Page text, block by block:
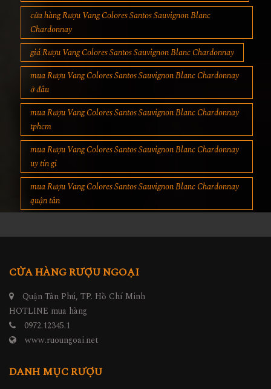
cửa hàng Rượu Vang Colores Santos Sauvignon Blanc
Chardonnay
giá Rượu Vang Colores Santos Sauvignon Blanc Chardonnay
mua Rượu Vang Colores Santos Sauvignon Blanc Chardonnay
ở đâu
mua Rượu Vang Colores Santos Sauvignon Blanc Chardonnay
tphcm
mua Rượu Vang Colores Santos Sauvignon Blanc Chardonnay
uy tín gi
mua Rượu Vang Colores Santos Sauvignon Blanc Chardonnay
quận tân
CỬA HÀNG RƯỢU NGOẠI
Quận Tân Phú, TP. Hồ Chí Minh
HOTLINE mua hàng
0972.12345.1
www.ruoungoai.net
DANH MỤC RƯỢU